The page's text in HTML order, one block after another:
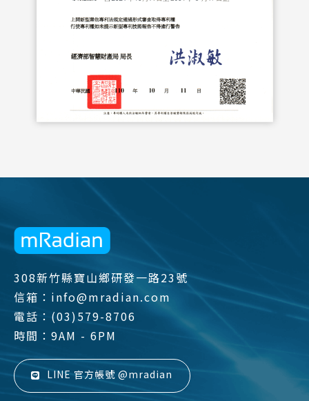
308新竹縣寶山鄉研發一路23號
信箱：info@mradian.com
電話：(03)579-8706
時間：9AM - 6PM
LINE 官方帳號 @mradian